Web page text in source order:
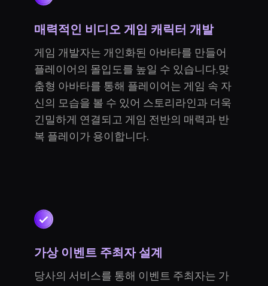
매력적인 비디오 게임 캐릭터 개발
게임 개발자는 개인화된 아바타를 만들어
플레이어의 몰입도를 높일 수 있습니다.맞
춤형 아바타를 통해 플레이어는 게임 속 자
신의 모습을 볼 수 있어 스토리라인과 더욱
긴밀하게 연결되고 게임 전반의 매력과 반
복 플레이가 용이합니다.
가상 이벤트 주최자 설계
당사의 서비스를 통해 이벤트 주최자는 가